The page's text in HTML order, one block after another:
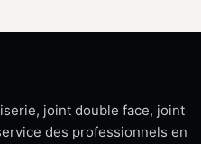
joint double face, joint
des professionnels en